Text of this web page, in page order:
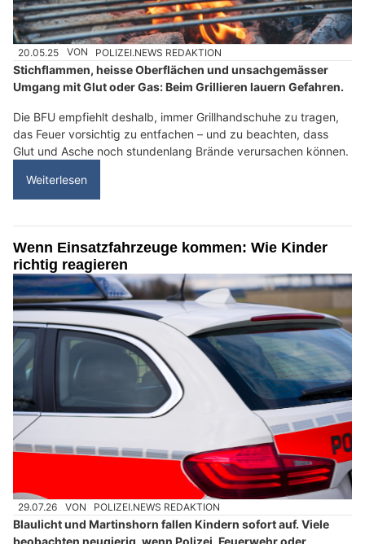
20.05.25 VON POLIZEI.NEWS REDAKTION
Stichflammen, heisse Oberflächen und unsachgemässer
Umgang mit Glut oder Gas: Beim Grillieren lauern Gefahren.
Die BFU empfiehlt deshalb, immer Grillhandschuhe zu tragen,
das Feuer vorsichtig zu entfachen – und zu beachten, dass
Glut und Asche noch stundenlang Brände verursachen können.
Weiterlesen
Wenn Einsatzfahrzeuge kommen: Wie Kinder
richtig reagieren
29.07.26 VON POLIZEI.NEWS REDAKTION
Blaulicht und Martinshorn fallen Kindern sofort auf. Viele